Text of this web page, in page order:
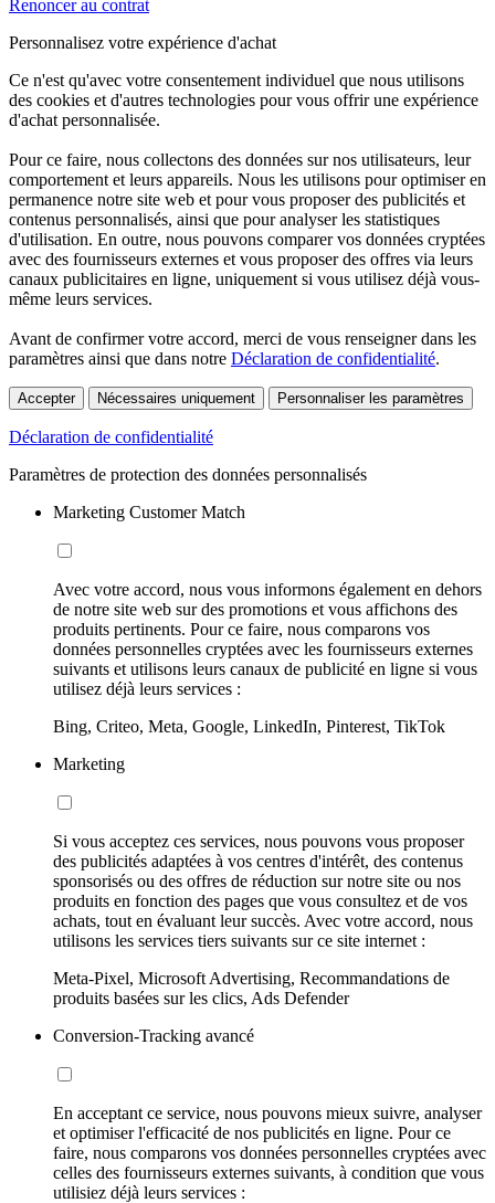
Renoncer au contrat
Personnalisez votre expérience d'achat
Ce n'est qu'avec votre consentement individuel que nous utilisons
des cookies et d'autres technologies pour vous offrir une expérience
d'achat personnalisée.
Pour ce faire, nous collectons des données sur nos utilisateurs, leur
comportement et leurs appareils. Nous les utilisons pour optimiser en
permanence notre site web et pour vous proposer des publicités et
contenus personnalisés, ainsi que pour analyser les statistiques
d'utilisation. En outre, nous pouvons comparer vos données cryptées
avec des fournisseurs externes et vous proposer des offres via leurs
canaux publicitaires en ligne, uniquement si vous utilisez déjà vous-
même leurs services.
Avant de confirmer votre accord, merci de vous renseigner dans les
paramètres ainsi que dans notre Déclaration de confidentialité.
Accepter Nécessaires uniquement Personnaliser les paramètres
Déclaration de confidentialité
Paramètres de protection des données personnalisés
Marketing Customer Match
Avec votre accord, nous vous informons également en dehors
de notre site web sur des promotions et vous affichons des
produits pertinents. Pour ce faire, nous comparons vos
données personnelles cryptées avec les fournisseurs externes
suivants et utilisons leurs canaux de publicité en ligne si vous
utilisez déjà leurs services :
Bing, Criteo, Meta, Google, LinkedIn, Pinterest, TikTok
Marketing
Si vous acceptez ces services, nous pouvons vous proposer
des publicités adaptées à vos centres d'intérêt, des contenus
sponsorisés ou des offres de réduction sur notre site ou nos
produits en fonction des pages que vous consultez et de vos
achats, tout en évaluant leur succès. Avec votre accord, nous
utilisons les services tiers suivants sur ce site internet :
Meta-Pixel, Microsoft Advertising, Recommandations de
produits basées sur les clics, Ads Defender
Conversion-Tracking avancé
En acceptant ce service, nous pouvons mieux suivre, analyser
et optimiser l'efficacité de nos publicités en ligne. Pour ce
faire, nous comparons vos données personnelles cryptées avec
celles des fournisseurs externes suivants, à condition que vous
utilisiez déjà leurs services :